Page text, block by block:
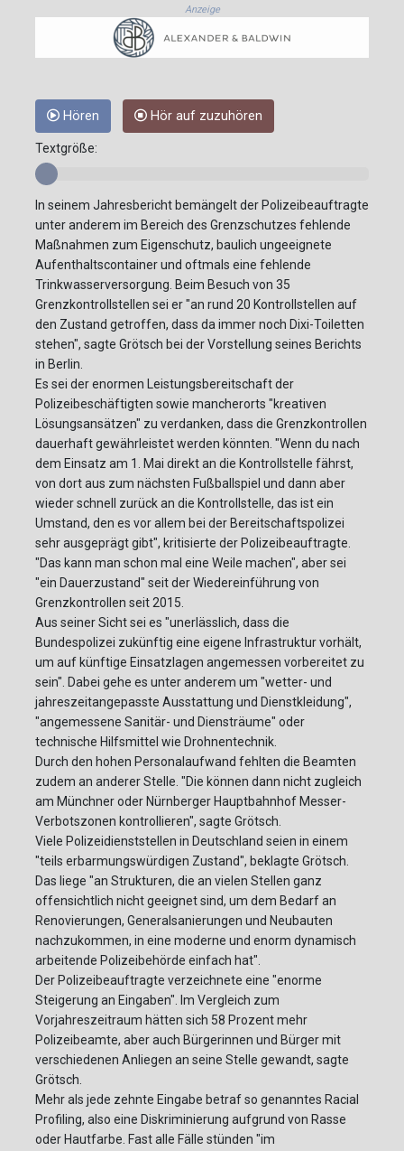
Anzeige
Hören Hör auf zuzuhören
Textgröße:
In seinem Jahresbericht bemängelt der Polizeibeauftragte
unter anderem im Bereich des Grenzschutzes fehlende
Maßnahmen zum Eigenschutz, baulich ungeeignete
Aufenthaltscontainer und oftmals eine fehlende
Trinkwasserversorgung. Beim Besuch von 35
Grenzkontrollstellen sei er "an rund 20 Kontrollstellen auf
den Zustand getroffen, dass da immer noch Dixi-Toiletten
stehen", sagte Grötsch bei der Vorstellung seines Berichts
in Berlin.
Es sei der enormen Leistungsbereitschaft der
Polizeibeschäftigten sowie mancherorts "kreativen
Lösungsansätzen" zu verdanken, dass die Grenzkontrollen
dauerhaft gewährleistet werden könnten. "Wenn du nach
dem Einsatz am 1. Mai direkt an die Kontrollstelle fährst,
von dort aus zum nächsten Fußballspiel und dann aber
wieder schnell zurück an die Kontrollstelle, das ist ein
Umstand, den es vor allem bei der Bereitschaftspolizei
sehr ausgeprägt gibt", kritisierte der Polizeibeauftragte.
"Das kann man schon mal eine Weile machen", aber sei
"ein Dauerzustand" seit der Wiedereinführung von
Grenzkontrollen seit 2015.
Aus seiner Sicht sei es "unerlässlich, dass die
Bundespolizei zukünftig eine eigene Infrastruktur vorhält,
um auf künftige Einsatzlagen angemessen vorbereitet zu
sein". Dabei gehe es unter anderem um "wetter- und
jahreszeitangepasste Ausstattung und Dienstkleidung",
"angemessene Sanitär- und Diensträume" oder
technische Hilfsmittel wie Drohnentechnik.
Durch den hohen Personalaufwand fehlten die Beamten
zudem an anderer Stelle. "Die können dann nicht zugleich
am Münchner oder Nürnberger Hauptbahnhof Messer-
Verbotszonen kontrollieren", sagte Grötsch.
Viele Polizeidienststellen in Deutschland seien in einem
"teils erbarmungswürdigen Zustand", beklagte Grötsch.
Das liege "an Strukturen, die an vielen Stellen ganz
offensichtlich nicht geeignet sind, um dem Bedarf an
Renovierungen, Generalsanierungen und Neubauten
nachzukommen, in eine moderne und enorm dynamisch
arbeitende Polizeibehörde einfach hat".
Der Polizeibeauftragte verzeichnete eine "enorme
Steigerung an Eingaben". Im Vergleich zum
Vorjahreszeitraum hätten sich 58 Prozent mehr
Polizeibeamte, aber auch Bürgerinnen und Bürger mit
verschiedenen Anliegen an seine Stelle gewandt, sagte
Grötsch.
Mehr als jede zehnte Eingabe betraf so genanntes Racial
Profiling, also eine Diskriminierung aufgrund von Rasse
oder Hautfarbe. Fast alle Fälle stünden "im